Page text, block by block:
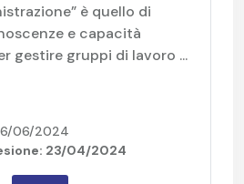
è quello di
e capacità
gestire gruppi di lavoro ...
06/2024
23/04/2024